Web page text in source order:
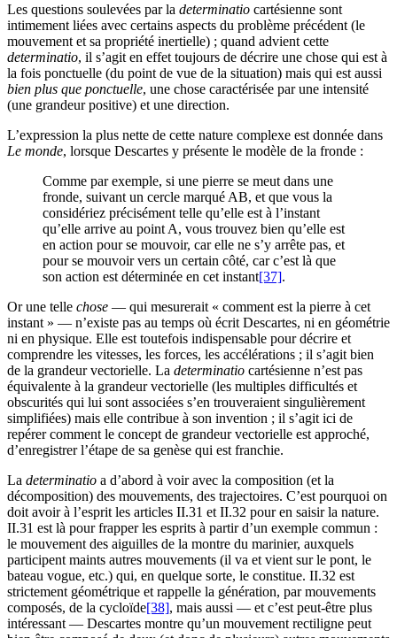
Les questions soulevées par la determinatio cartésienne sont
intimement liées avec certains aspects du problème précédent (le
mouvement et sa propriété inertielle) ; quand advient cette
determinatio, il s’agit en effet toujours de décrire une chose qui est à
la fois ponctuelle (du point de vue de la situation) mais qui est aussi
bien plus que ponctuelle, une chose caractérisée par une intensité
(une grandeur positive) et une direction.
L’expression la plus nette de cette nature complexe est donnée dans
Le monde, lorsque Descartes y présente le modèle de la fronde :
Comme par exemple, si une pierre se meut dans une
fronde, suivant un cercle marqué AB, et que vous la
considériez précisément telle qu’elle est à l’instant
qu’elle arrive au point A, vous trouvez bien qu’elle est
en action pour se mouvoir, car elle ne s’y arrête pas, et
pour se mouvoir vers un certain côté, car c’est là que
son action est déterminée en cet instant[37].
Or une telle chose — qui mesurerait « comment est la pierre à cet
instant » — n’existe pas au temps où écrit Descartes, ni en géométrie
ni en physique. Elle est toutefois indispensable pour décrire et
comprendre les vitesses, les forces, les accélérations ; il s’agit bien
de la grandeur vectorielle. La determinatio cartésienne n’est pas
équivalente à la grandeur vectorielle (les multiples difficultés et
obscurités qui lui sont associées s’en trouveraient singulièrement
simplifiées) mais elle contribue à son invention ; il s’agit ici de
repérer comment le concept de grandeur vectorielle est approché,
d’enregistrer l’étape de sa genèse qui est franchie.
La determinatio a d’abord à voir avec la composition (et la
décomposition) des mouvements, des trajectoires. C’est pourquoi on
doit avoir à l’esprit les articles II.31 et II.32 pour en saisir la nature.
II.31 est là pour frapper les esprits à partir d’un exemple commun :
le mouvement des aiguilles de la montre du marinier, auxquels
participent maints autres mouvements (il va et vient sur le pont, le
bateau vogue, etc.) qui, en quelque sorte, le constitue. II.32 est
strictement géométrique et rappelle la génération, par mouvements
composés, de la cycloïde[38], mais aussi — et c’est peut-être plus
intéressant — Descartes montre qu’un mouvement rectiligne peut